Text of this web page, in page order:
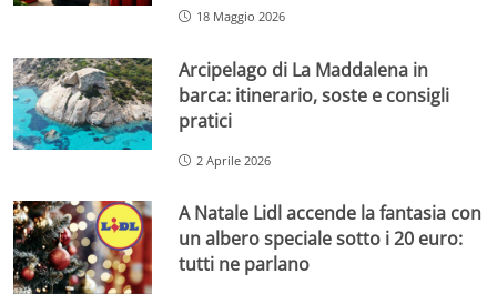
18 Maggio 2026
Arcipelago di La Maddalena in
barca: itinerario, soste e consigli
pratici
2 Aprile 2026
A Natale Lidl accende la fantasia con
un albero speciale sotto i 20 euro:
tutti ne parlano